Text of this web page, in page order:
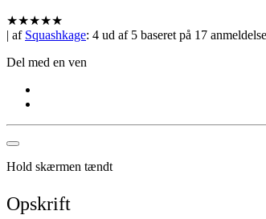
★★★★★
| af Squashkage: 4 ud af 5 baseret på 17
Del med en ven
Hold skærmen tændt
Opskrift